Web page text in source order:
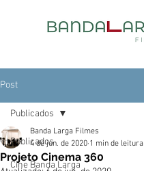
Post
Publicados
Cine Banda Larga
Publicados
Projeto Cinema 360
Banda Larga Filmes
4 de jun. de 2020 1 min de leitura